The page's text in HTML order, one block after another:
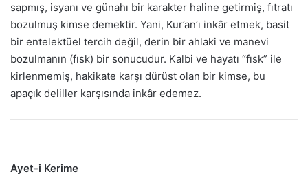
sapmış, isyanı ve günahı bir karakter haline getirmiş, fıtratı
bozulmuş kimse demektir. Yani, Kur’an’ı inkâr etmek, basit
bir entelektüel tercih değil, derin bir ahlaki ve manevi
bozulmanın (fısk) bir sonucudur. Kalbi ve hayatı “fısk” ile
kirlenmemiş, hakikate karşı dürüst olan bir kimse, bu
apaçık deliller karşısında inkâr edemez.
Ayet-i Kerime